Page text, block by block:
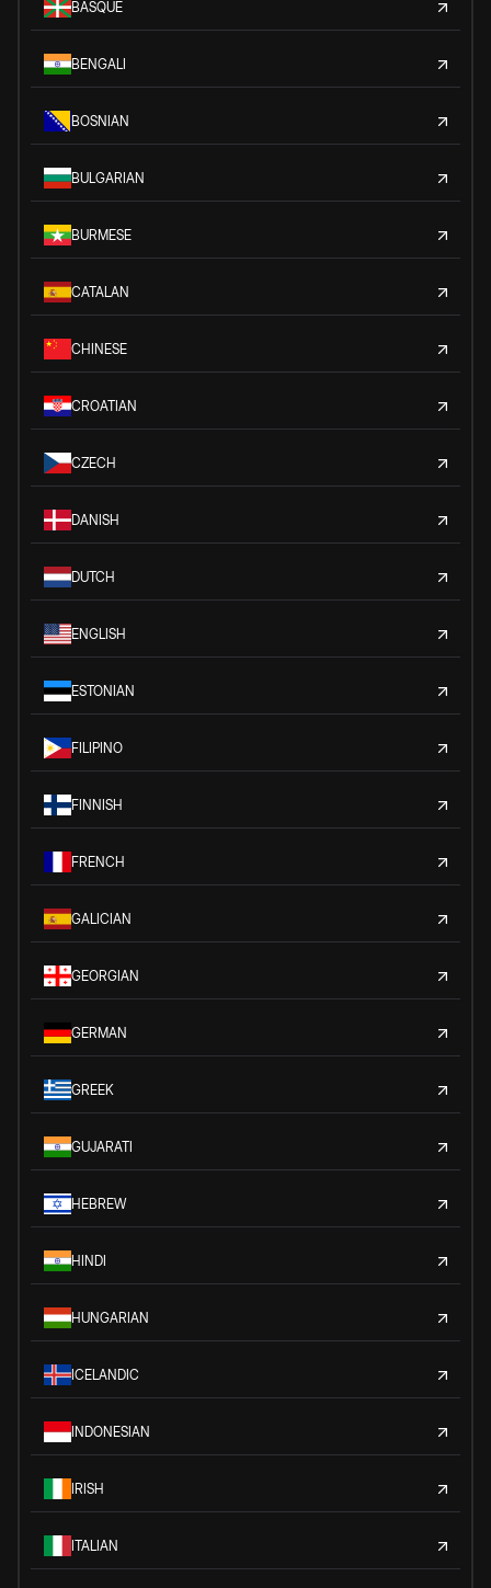
BASQUE
BENGALI
BOSNIAN
BULGARIAN
BURMESE
CATALAN
CHINESE
CROATIAN
CZECH
DANISH
DUTCH
ENGLISH
ESTONIAN
FILIPINO
FINNISH
FRENCH
GALICIAN
GEORGIAN
GERMAN
GREEK
GUJARATI
HEBREW
HINDI
HUNGARIAN
ICELANDIC
INDONESIAN
IRISH
ITALIAN